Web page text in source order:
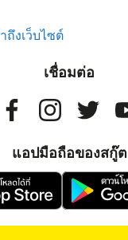
ถึงเว็บไซต์
เชื่อมต่อ
แอปมือถือของสกู๊ต